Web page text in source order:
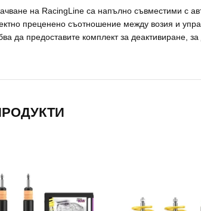
на RacingLine са напълно съвместими с
преценено съотношение между возия и
да предоставите комплект за деактивиране,